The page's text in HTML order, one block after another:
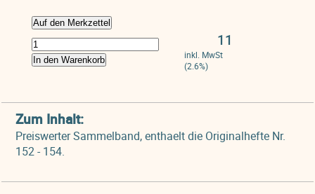
Auf den Merkzettel
In den Warenkorb
11
inkl. MwSt
(2.6%)
Zum Inhalt:
Preiswerter Sammelband, enthaelt die Originalhefte Nr.
152 - 154.